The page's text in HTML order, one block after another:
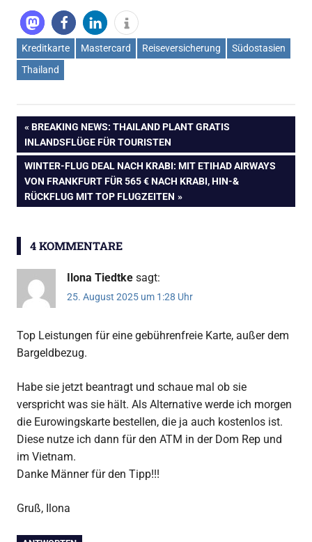
Kreditkarte Mastercard Reiseversicherung
Südostasien
Thailand
Beitragsnavigation
VORHERIGER
BEITRAG:
BREAKING NEWS: THAILAND PLANT GRATIS
INLANDSFLÜGE FÜR TOURISTEN
NÄCHSTER
BEITRAG:
WINTER-FLUG DEAL NACH KRABI: MIT ETIHAD AIRWAYS
VON FRANKFURT FÜR 565 € NACH KRABI, HIN-&
RÜCKFLUG MIT TOP FLUGZEITEN
4 KOMMENTARE
Ilona Tiedtke sagt:
25. August 2025 um 1:28 Uhr
Top Leistungen für eine gebührenfreie Karte, außer dem
Bargeldbezug.
Habe sie jetzt beantragt und schaue mal ob sie
verspricht was sie hält. Als Alternative werde ich morgen
die Eurowingskarte bestellen, die ja auch kostenlos ist.
Diese nutze ich dann für den ATM in der Dom Rep und
im Vietnam.
Danke Männer für den Tipp!!!
Gruß, Ilona